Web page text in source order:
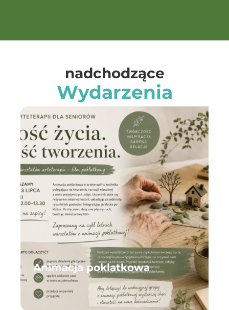
nadchodzące
Wydarzenia
Animacja poklatkowa